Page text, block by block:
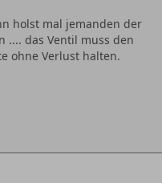
holst mal jemanden der
.... das Ventil muss den
ohne Verlust halten.